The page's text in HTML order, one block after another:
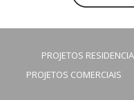
PROJETOS
PROJETOS COMERCIAIS